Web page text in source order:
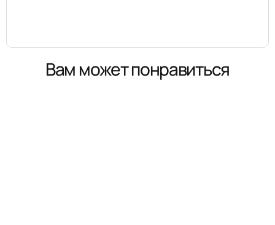
Вам может понравиться